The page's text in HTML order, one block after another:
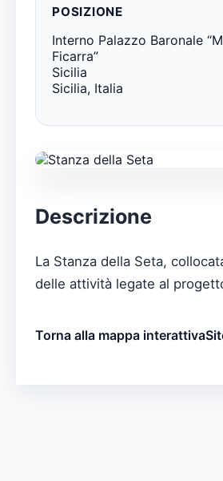
POSIZIONE
Interno Palazzo Baronale
Ficarra”
Sicilia
Sicilia, Italia
Descrizione
La Stanza della Seta,
delle attività legate al
Torna alla mappa interattiva